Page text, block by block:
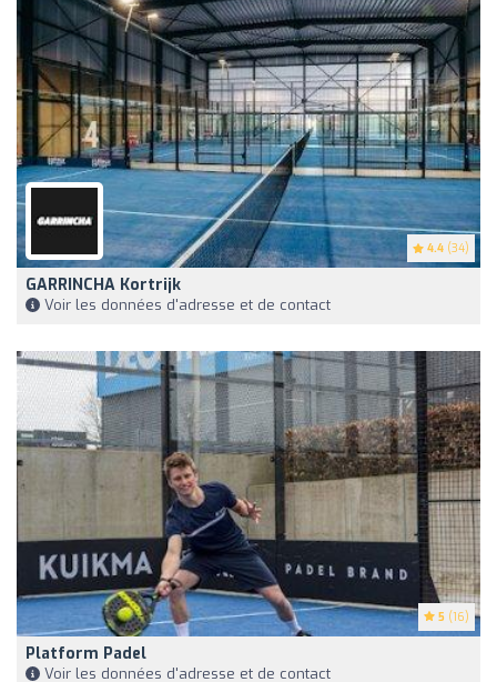
4.4 (34)
GARRINCHA Kortrijk
Voir les données d'adresse et de contact
5 (16)
Platform Padel
Voir les données d'adresse et de contact